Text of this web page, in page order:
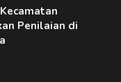
Penilaian di